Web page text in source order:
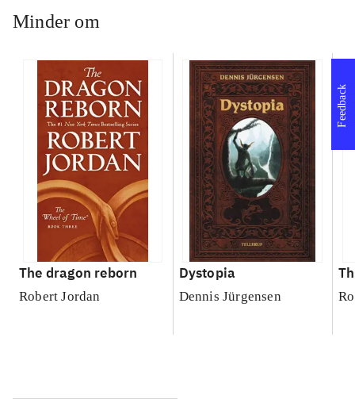
Minder om
The dragon reborn
Robert Jordan
Dystopia
Dennis Jürgensen
Feedback